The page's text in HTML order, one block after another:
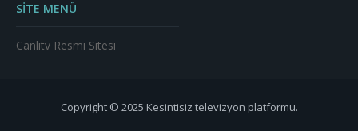
SİTE MENÜ
Canlitv Resmi Sitesi
Copyright © 2025 Kesintisiz televizyon platformu.